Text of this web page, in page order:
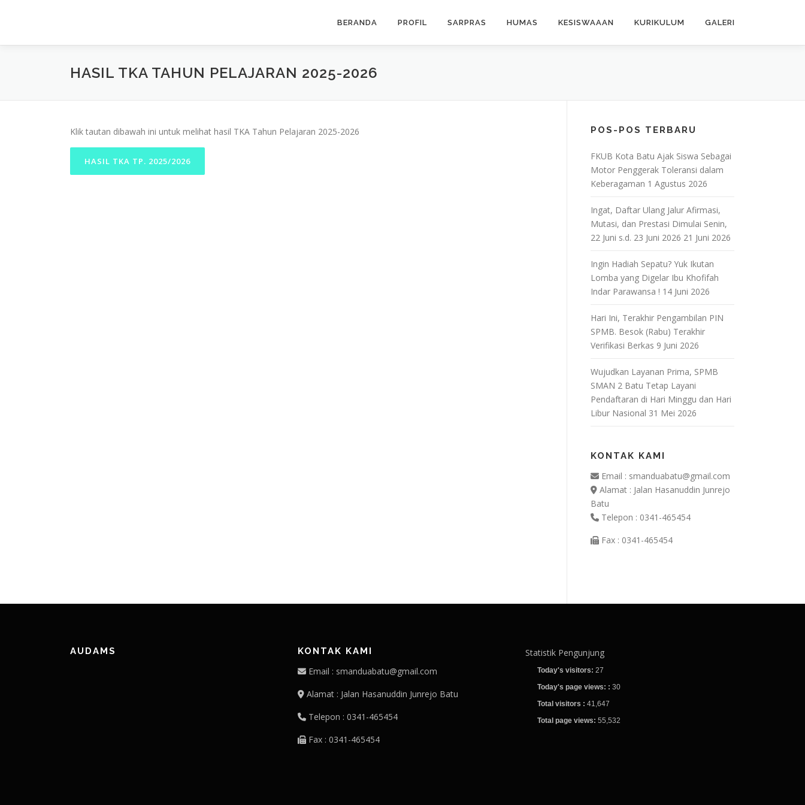
BERANDA PROFIL SARPRAS HUMAS KESISWAAAN KURIKULUM GALERI
HASIL TKA TAHUN PELAJARAN 2025-2026
Klik tautan dibawah ini untuk melihat hasil TKA Tahun Pelajaran 2025-2026
HASIL TKA TP. 2025/2026
POS-POS TERBARU
FKUB Kota Batu Ajak Siswa Sebagai
Motor Penggerak Toleransi dalam
Keberagaman 1 Agustus 2026
Ingat, Daftar Ulang Jalur Afirmasi,
Mutasi, dan Prestasi Dimulai Senin,
22 Juni s.d. 23 Juni 2026 21 Juni 2026
Ingin Hadiah Sepatu? Yuk Ikutan
Lomba yang Digelar Ibu Khofifah
Indar Parawansa ! 14 Juni 2026
Hari Ini, Terakhir Pengambilan PIN
SPMB. Besok (Rabu) Terakhir
Verifikasi Berkas 9 Juni 2026
Wujudkan Layanan Prima, SPMB
SMAN 2 Batu Tetap Layani
Pendaftaran di Hari Minggu dan Hari
Libur Nasional 31 Mei 2026
KONTAK KAMI
Email : smanduabatu@gmail.com
Alamat : Jalan Hasanuddin Junrejo
Batu
Telepon : 0341-465454
Fax : 0341-465454
AUDAMS KONTAK KAMI
Email : smanduabatu@gmail.com
Alamat : Jalan Hasanuddin Junrejo Batu
Telepon : 0341-465454
Fax : 0341-465454
Statistik Pengunjung
Today's visitors: 27
Today's page views: : 30
Total visitors : 41,647
Total page views: 55,532